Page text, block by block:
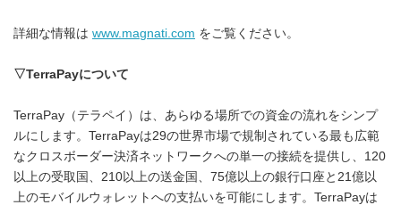
詳細な情報は www.magnati.com をご覧ください。
▽TerraPayについて
TerraPay（テラペイ）は、あらゆる場所での資金の流れをシンプ
ルにします。TerraPayは29の世界市場で規制されている最も広範
なクロスボーダー決済ネットワークへの単一の接続を提供し、120
以上の受取国、210以上の送金国、75億以上の銀行口座と21億以
上のモバイルウォレットへの支払いを可能にします。TerraPayは